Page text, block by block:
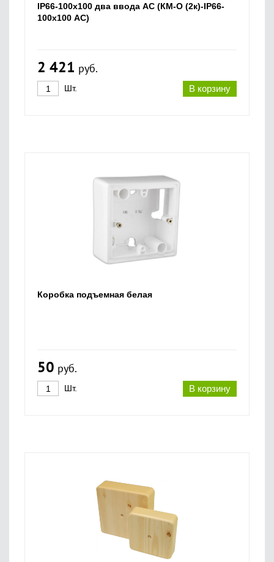
IP66-100х100 два ввода AC (КМ-О (2к)-IP66-
100х100 AC)
2 421 руб.
В корзину
Шт.
Коробка подъемная белая
50 руб.
В корзину
Шт.